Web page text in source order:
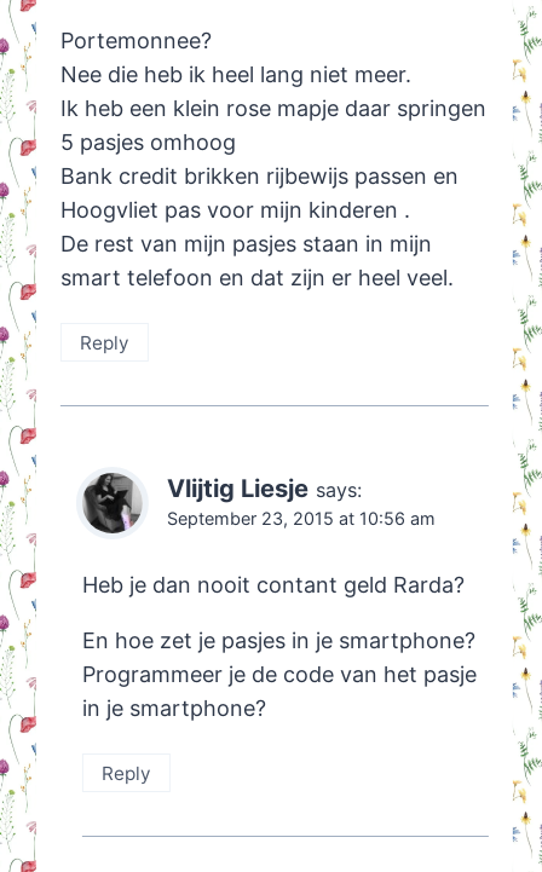
Portemonnee?
Nee die heb ik heel lang niet meer.
Ik heb een klein rose mapje daar springen
5 pasjes omhoog
Bank credit brikken rijbewijs passen en
Hoogvliet pas voor mijn kinderen .
De rest van mijn pasjes staan in mijn
smart telefoon en dat zijn er heel veel.
Reply
Vlijtig Liesje says:
September 23, 2015 at 10:56 am
Heb je dan nooit contant geld Rarda?
En hoe zet je pasjes in je smartphone?
Programmeer je de code van het pasje
in je smartphone?
Reply